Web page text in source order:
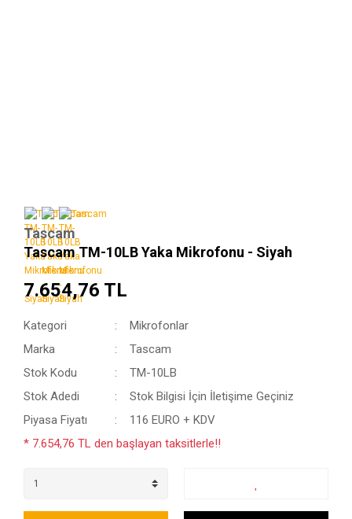
Tascam
Tascam TM-10LB Yaka Mikrofonu - Siyah
7.654,76 TL
Kategori
Mikrofonlar
Marka
Tascam
Stok Kodu
TM-10LB
Stok Adedi
Stok Bilgisi İçin İletişime Geçiniz
Piyasa Fiyatı
116 EURO + KDV
* 7.654,76 TL den başlayan taksitlerle!!